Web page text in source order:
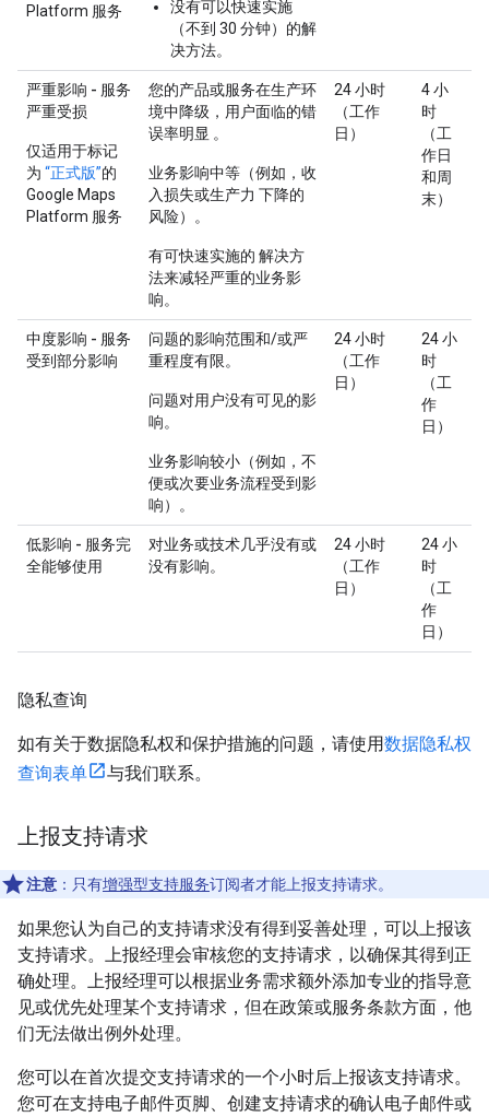
Platform 服务
没有可以快速实施
（不到 30 分钟）的解
决方法。
严重影响 - 服务
严重受损
仅适用于标记
为 “正式版”的
Google Maps
Platform 服务
您的产品或服务在生产环
境中降级，用户面临的错
误率明显 。
业务影响中等（例如，收
入损失或生产力 下降的
风险）。
有可快速实施的 解决方
法来减轻严重的业务影
响。
24 小时
（工作
日）
4 小
时
（工
作日
和周
末）
中度影响 - 服务
受到部分影响
问题的影响范围和/或严
重程度有限。
问题对用户没有可见的影
响。
业务影响较小（例如，不
便或次要业务流程受到影
响）。
24 小时
（工作
日）
24 小
时
（工
作
日）
低影响 - 服务完
全能够使用
对业务或技术几乎没有或
没有影响。
24 小时
（工作
日）
24 小
时
（工
作
日）
隐私查询
如有关于数据隐私权和保护措施的问题，请使用数据隐私权
查询表单
与我们联系。
上报支持请求
注意 ：只有增强型支持服务订阅者才能上报支持请求。
如果您认为自己的支持请求没有得到妥善处理，可以上报该
支持请求。上报经理会审核您的支持请求，以确保其得到正
确处理。上报经理可以根据业务需求额外添加专业的指导意
见或优先处理某个支持请求，但在政策或服务条款方面，他
们无法做出例外处理。
您可以在首次提交支持请求的一个小时后上报该支持请求。
您可在支持电子邮件页脚、创建支持请求的确认电子邮件或